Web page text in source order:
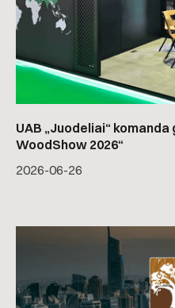
UAB „Juodeliai“
WoodShow 2026“
2026-06-26